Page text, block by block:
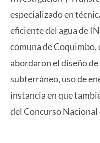
especializado en
eficiente del agua de
comuna de
abordaron el diseño
subterráneo, uso de
instancia en que
del Concurso